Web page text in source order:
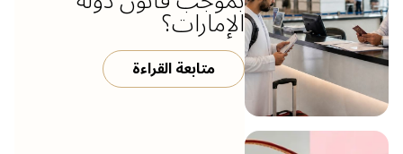
الإمارات؟
متابعة القراءة